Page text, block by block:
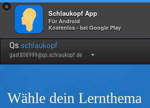
×
Schlaukopf App
Für Android
Kostenlos - bei Google Play
Qs.schlaukopf
gast808999@qs.schlaukopf.de
Wähle dein Lernthema